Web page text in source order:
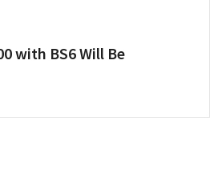
with BS6 Will Be